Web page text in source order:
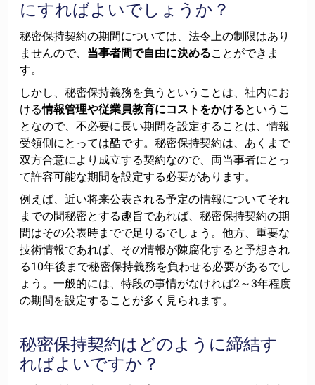
にすればよいでしょうか？
秘密保持契約の期間については、法令上の制限はあり
ませんので、 当事者間で自由に決めることができま
す。
しかし、秘密保持義務を負うということは、社内にお
ける情報管理や従業員教育にコストをかけるというこ
となので、不必要に長い期間を設定することは、情報
受領側にとっては酷です。秘密保持契約は、あくまで
双方合意により成立する契約なので、両当事者にとっ
て許容可能な期間を設定する必要があります。
例えば、近い将来公表される予定の情報についてそれ
までの間秘密とする趣旨であれば、秘密保持契約の期
間はその公表時までで足りるでしょう。他方、重要な
技術情報であれば、その情報が陳腐化すると予想され
る10年後まで秘密保持義務を負わせる必要があるでし
ょう。一般的には、特段の事情がなければ2～3年程度
の期間を設定することが多く見られます。
秘密保持契約はどのように締結す
ればよいですか？